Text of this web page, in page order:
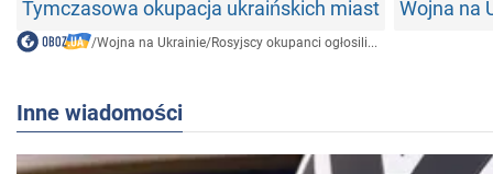
Tymczasowa okupacja ukraińskich miast Wojna na
/Wojna na Ukrainie/Rosyjscy okupanci ogłosili...
Inne wiadomości